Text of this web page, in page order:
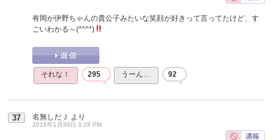
有岡が伊野ちゃんの貴公子みたいな笑顔が好きって言ってたけど、す
ごいわかる～(*^^*)
それな！ 295 うーん… 92
37 名無しだＪ より
2016年1月30日 3:28 PM